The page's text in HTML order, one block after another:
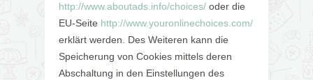
http://www.aboutads.info/choices/ oder die
EU-Seite http://www.youronlinechoices.com/
erklärt werden. Des Weiteren kann die
Speicherung von Cookies mittels deren
Abschaltung in den Einstellungen des